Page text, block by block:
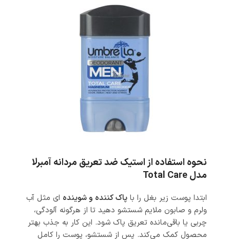
نحوه استفاده از استیک ضد تعریق مردانه آمبرلا
مدل Total Care
ابتدا پوست زیر بغل را با پاک کننده و شوینده ای مثل آب
ولرم و صابون ملایم شستشو دهید تا از هرگونه آلودگی،
چربی یا باقی‌مانده تعریق پاک شود. این کار به جذب بهتر
محصول کمک می‌کند. پس از شستشو، پوست را کامل